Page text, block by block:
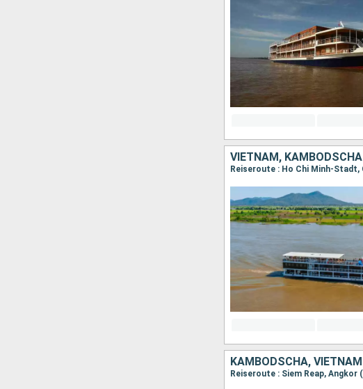
VIETNAM, KAMBODSCHA
KAMBODSCHA, VIETNAM